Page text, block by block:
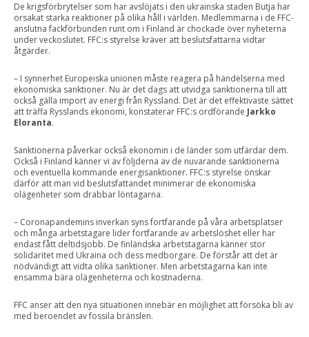
De krigsförbrytelser som har avslöjats i den ukrainska staden Butja har
orsakat starka reaktioner på olika håll i världen. Medlemmarna i de FFC-
anslutna fackförbunden runt om i Finland är chockade över nyheterna
under veckoslutet. FFC:s styrelse kräver att beslutsfattarna vidtar
åtgärder.
– I synnerhet Europeiska unionen måste reagera på händelserna med
ekonomiska sanktioner. Nu är det dags att utvidga sanktionerna till att
också gälla import av energi från Ryssland. Det är det effektivaste sättet
att träffa Rysslands ekonomi, konstaterar FFC:s ordförande Jarkko
Eloranta.
Sanktionerna påverkar också ekonomin i de länder som utfärdar dem.
Också i Finland känner vi av följderna av de nuvarande sanktionerna
och eventuella kommande energisanktioner. FFC:s styrelse önskar
därför att man vid beslutsfattandet minimerar de ekonomiska
olägenheter som drabbar löntagarna.
– Coronapandemins inverkan syns fortfarande på våra arbetsplatser
och många arbetstagare lider fortfarande av arbetslöshet eller har
endast fått deltidsjobb. De finländska arbetstagarna känner stor
solidaritet med Ukraina och dess medborgare. De förstår att det är
nödvändigt att vidta olika sanktioner. Men arbetstagarna kan inte
ensamma bära olägenheterna och kostnaderna.
FFC anser att den nya situationen innebär en möjlighet att försöka bli av
med beroendet av fossila bränslen.